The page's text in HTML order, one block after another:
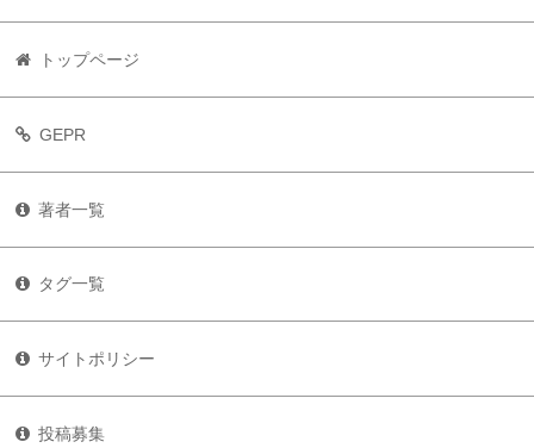
トップページ
GEPR
著者一覧
タグ一覧
サイトポリシー
投稿募集